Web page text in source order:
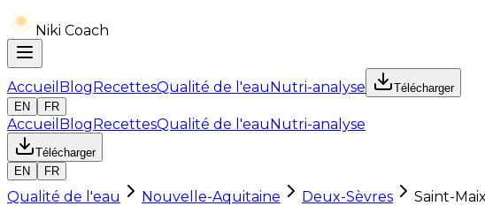
Niki Coach
Accueil BlogRecettesQualité de l'eauNutri-analyse
Télécharger
EN
FR
Accueil BlogRecettesQualité de l'eauNutri-analyse
Télécharger
EN
FR
Qualité de l'eau Nouvelle-Aquitaine Deux-Sèvres Saint-